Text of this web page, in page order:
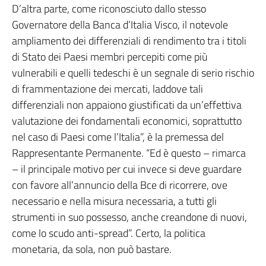
D’altra parte, come riconosciuto dallo stesso
Governatore della Banca d’Italia Visco, il notevole
ampliamento dei differenziali di rendimento tra i titoli
di Stato dei Paesi membri percepiti come più
vulnerabili e quelli tedeschi è un segnale di serio rischio
di frammentazione dei mercati, laddove tali
differenziali non appaiono giustificati da un’effettiva
valutazione dei fondamentali economici, soprattutto
nel caso di Paesi come l’Italia”, è la premessa del
Rappresentante Permanente. “Ed è questo – rimarca
– il principale motivo per cui invece si deve guardare
con favore all’annuncio della Bce di ricorrere, ove
necessario e nella misura necessaria, a tutti gli
strumenti in suo possesso, anche creandone di nuovi,
come lo scudo anti-spread”. Certo, la politica
monetaria, da sola, non può bastare.